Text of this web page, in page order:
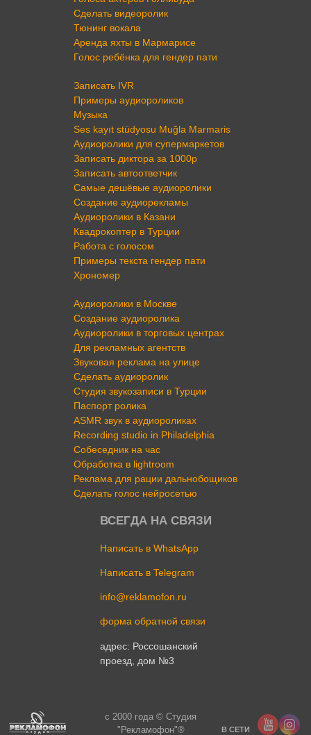
Сделать видеоролик
Тюнинг вокала
Аренда яхты в Мармарисе
Голос ребёнка для гендер пати
Записать IVR
Примеры аудиороликов
Музыка
Ses kayıt stüdyosu Muğla Marmaris
Аудиоролики для супермаркетов
Записать диктора за 1000р
Записать автоответчик
Самые дешёвые аудиоролики
Создание аудиорекламы
Аудиоролики в Казани
Квадрокоптер в Турции
Работа с голосом
Примеры текста гендер пати
Хрономер
Аудиоролики в Москве
Создание аудиоролика
Аудиоролики в торговых центрах
Для рекламных агентств
Звуковая реклама на улице
Сделать аудиоролик
Студия звукозаписи в Турции
Паспорт ролика
ASMR звук в аудиороликах
Recording studio in Philadelphia
Собеседник на час
Обработка в lightroom
Реклама для рации дальнобощиков
Сделать голос нейросетью
ВСЕГДА НА СВЯЗИ
Написать в WhatsApp
Написать в Telegram
info@reklamofon.ru
форма обратной связи
адрес: Россошанский
проезд, дом №3
c 2000 года © Студия
"Рекламофон"®
В СЕТИ